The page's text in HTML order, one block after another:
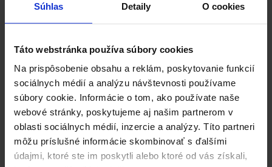
Súhlas Detaily O cookies
Táto webstránka používa súbory cookies
Na prispôsobenie obsahu a reklám, poskytovanie funkcií
sociálnych médií a analýzu návštevnosti používame
súbory cookie. Informácie o tom, ako používate naše
webové stránky, poskytujeme aj našim partnerom v
oblasti sociálnych médií, inzercie a analýzy. Títo partneri
môžu príslušné informácie skombinovať s ďalšími
údajmi, ktoré ste im poskytli alebo ktoré od vás získali,
link=“%7B%22url%22%3A%22%22%7D“
css=“%7B%22default%22%3A%7B%22font-
width=“2/3″][vc_column_text]
Zdieľať:
[/vc_column_text][us_sharing
providers=“email,facebook,twitter,pinterest,vk,wha
tsapp,reddit,telegram“ type=“solid“
text_selection=“1″ text_selection_post=“1″
css=“%7B%22default%22%3A%7B%22width%22